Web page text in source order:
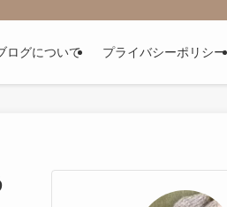
ログについて プライバシーポリシー